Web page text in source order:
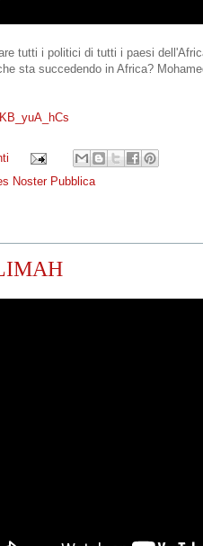
tutti i politici di tutti i paesi
sta succedendo in Africa?
Noster Pubblica